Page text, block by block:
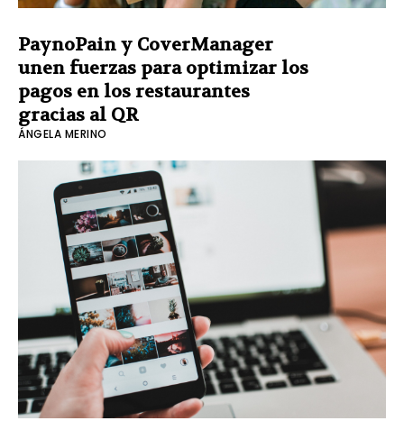
PaynoPain y CoverManager
unen fuerzas para optimizar los
pagos en los restaurantes
gracias al QR
ÁNGELA MERINO